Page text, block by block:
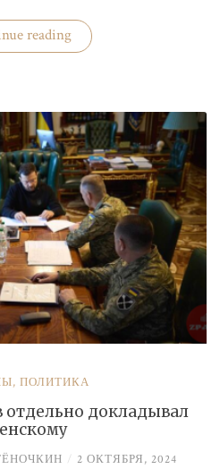
reading«Кто
помог
прямо
из
суда
экс-
замминистру
Аверьянову»
, ПОЛИТИКА
отдельно докладывал
/ 2 ОКТЯБРЯ, 2024